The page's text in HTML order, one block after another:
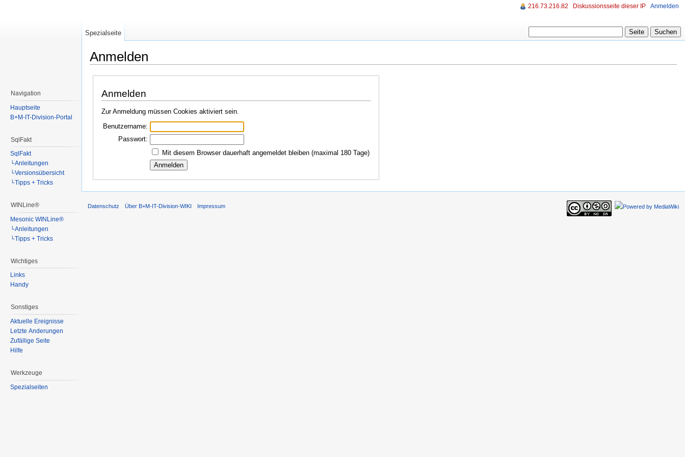
Anmelden
Anmelden
Zur Anmeldung müssen Cookies aktiviert sein.
Benutzername:
Passwort:
Mit diesem Browser dauerhaft angemeldet bleiben (maximal 180 Tage)
216.73.216.82 Diskussionsseite dieser IP Anmelden
Spezialseite
Navigation
Hauptseite
B+M-IT-Division-Portal
SqlFakt
SqlFakt
└Anleitungen
└Versionsübersicht
└Tipps + Tricks
WINLine®
Mesonic WINLine®
└Anleitungen
└Tipps + Tricks
Wichtiges
Links
Handy
Sonstiges
Aktuelle Ereignisse
Letzte Änderungen
Zufällige Seite
Hilfe
Werkzeuge
Spezialseiten
Datenschutz Über B+M-IT-Division-WIKI Impressum